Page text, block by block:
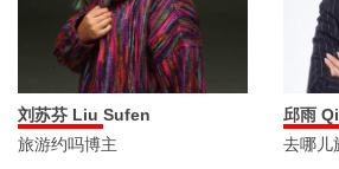
刘苏芬 Liu Sufen
旅游约吗博主
邱雨
去哪儿